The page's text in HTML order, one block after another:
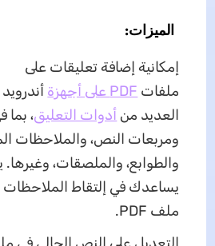
الميزات:
إمكانية إضافة تعليقات على
ملفات PDF على أجهزة
العديد من أدوات التعليق، بما
ومربعات النص، والملاحظات
والطوابع، والملصقات،
يساعدك في إلتقاط الملاحظات
ملف PDF.